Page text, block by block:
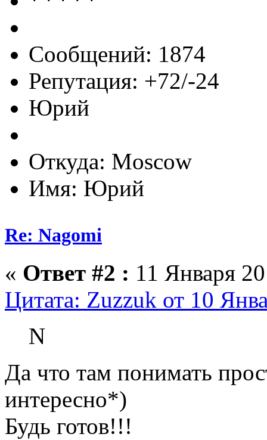
Сообщений: 1874
Репутация: +72/-24
Юрий
Откуда: Moscow
Имя: Юрий
Re: Nagomi
« Ответ #2 : 11 Января
Цитата: Zuzzuk от 10
N
Да что там понимать
интересно*)
Будь готов!!!